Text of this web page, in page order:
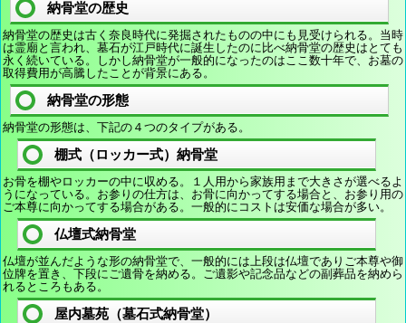
納骨堂の歴史
納骨堂の歴史は古く奈良時代に発掘されたものの中にも見受けられる。当時
は霊廟と言われ、墓石が江戸時代に誕生したのに比べ納骨堂の歴史はとても
永く続いている。しかし納骨堂が一般的になったのはここ数十年で、お墓の
取得費用が高騰したことが背景にある。
納骨堂の形態
納骨堂の形態は、下記の４つのタイプがある。
棚式（ロッカー式）納骨堂
お骨を棚やロッカーの中に収める。１人用から家族用まで大きさが選べるよ
うになっている。お参りの仕方は、お骨に向かってする場合と、お参り用の
ご本尊に向かってする場合がある。一般的にコストは安価な場合が多い。
仏壇式納骨堂
仏壇が並んだような形の納骨堂で、一般的には上段は仏壇でありご本尊や御
位牌を置き、下段にご遺骨を納める。ご遺影や記念品などの副葬品を納めら
れるところもある。
屋内墓苑（墓石式納骨堂）